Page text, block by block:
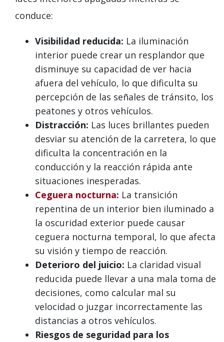
conduce:
Visibilidad reducida: La iluminación
interior puede crear un resplandor que
disminuye su capacidad de ver hacia
afuera del vehículo, lo que dificulta su
percepción de las señales de tránsito, los
peatones y otros vehículos.
Distracción: Las luces brillantes pueden
desviar su atención de la carretera, lo que
dificulta la concentración en la
conducción y la reacción rápida ante
situaciones inesperadas.
Ceguera nocturna: La transición
repentina de un interior bien iluminado a
la oscuridad exterior puede causar
ceguera nocturna temporal, lo que afecta
su visión y tiempo de reacción.
Deterioro del juicio: La claridad visual
reducida puede llevar a una mala toma de
decisiones, como calcular mal su
velocidad o juzgar incorrectamente las
distancias a otros vehículos.
Riesgos de seguridad para los